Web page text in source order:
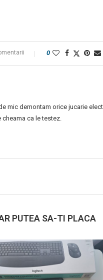
0
mic demontam orice jucarie
ca le testez.
PUTEA SA-TI PLACA